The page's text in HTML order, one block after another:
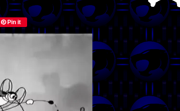
Pin it